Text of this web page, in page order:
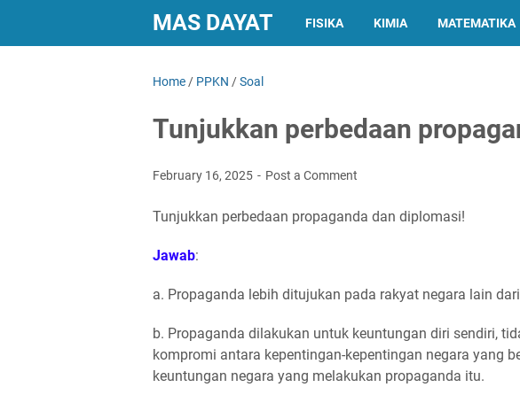
MAS DAYAT FISIKA KIMIA MATEMATIKA
Home / PPKN /Soal
Tunjukkan perbedaan
February 16, 2025 Post a Comment
Tunjukkan perbedaan propaganda dan diplomasi!
Jawab:
a. Propaganda lebih ditujukan pada rakyat negara lain
b. Propaganda dilakukan untuk keuntungan diri sendiri,
kompromi antara kepentingan-kepentingan negara yang
keuntungan negara yang melakukan propaganda itu.